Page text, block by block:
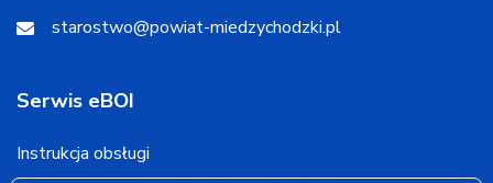
starostwo@powiat-miedzychodzki.pl
Serwis eBOI
Instrukcja obsługi